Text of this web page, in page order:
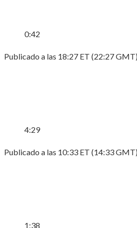
0:42
Publicado a las 18:27 ET (22:27
4:29
Publicado a las 10:33 ET (14:33
1:38